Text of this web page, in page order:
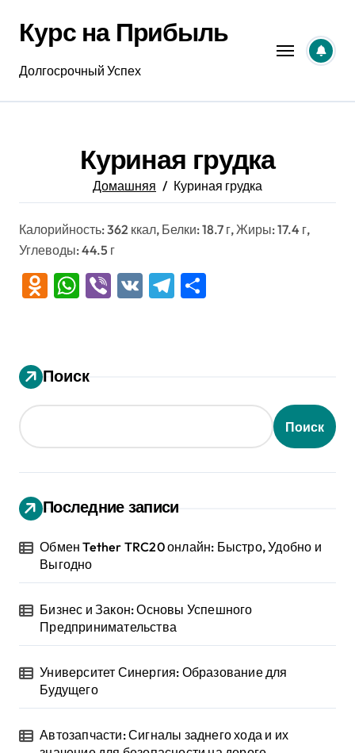
содержанию
Курс на Прибыль
Долгосрочный Успех
Куриная грудка
Домашняя Куриная грудка
Калорийность: 362 ккал, Белки: 18.7 г, Жиры: 17.4 г,
Углеводы: 44.5 г
Odnoklassniki
WhatsApp
Viber
VK Telegram
Поиск
Поиск
Последние записи
Обмен Tether TRC20 онлайн: Быстро, Удобно и
Выгодно
Бизнес и Закон: Основы Успешного
Предпринимательства
Университет Синергия: Образование для
Будущего
Автозапчасти: Сигналы заднего хода и их